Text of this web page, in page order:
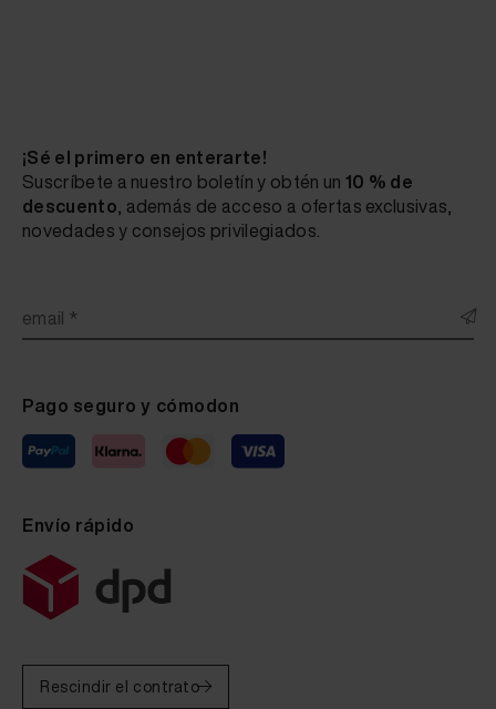
¡Sé el primero en enterarte!
Suscríbete a nuestro boletín y obtén un 10 % de
descuento, además de acceso a ofertas exclusivas,
novedades y consejos privilegiados.
email *
Pago seguro y cómodon
Envío rápido
Rescindir el contrato